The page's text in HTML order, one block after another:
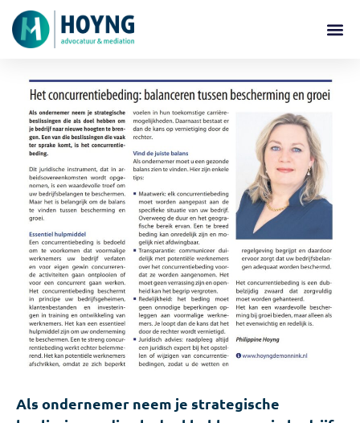
Als ondernemer neem je strategische